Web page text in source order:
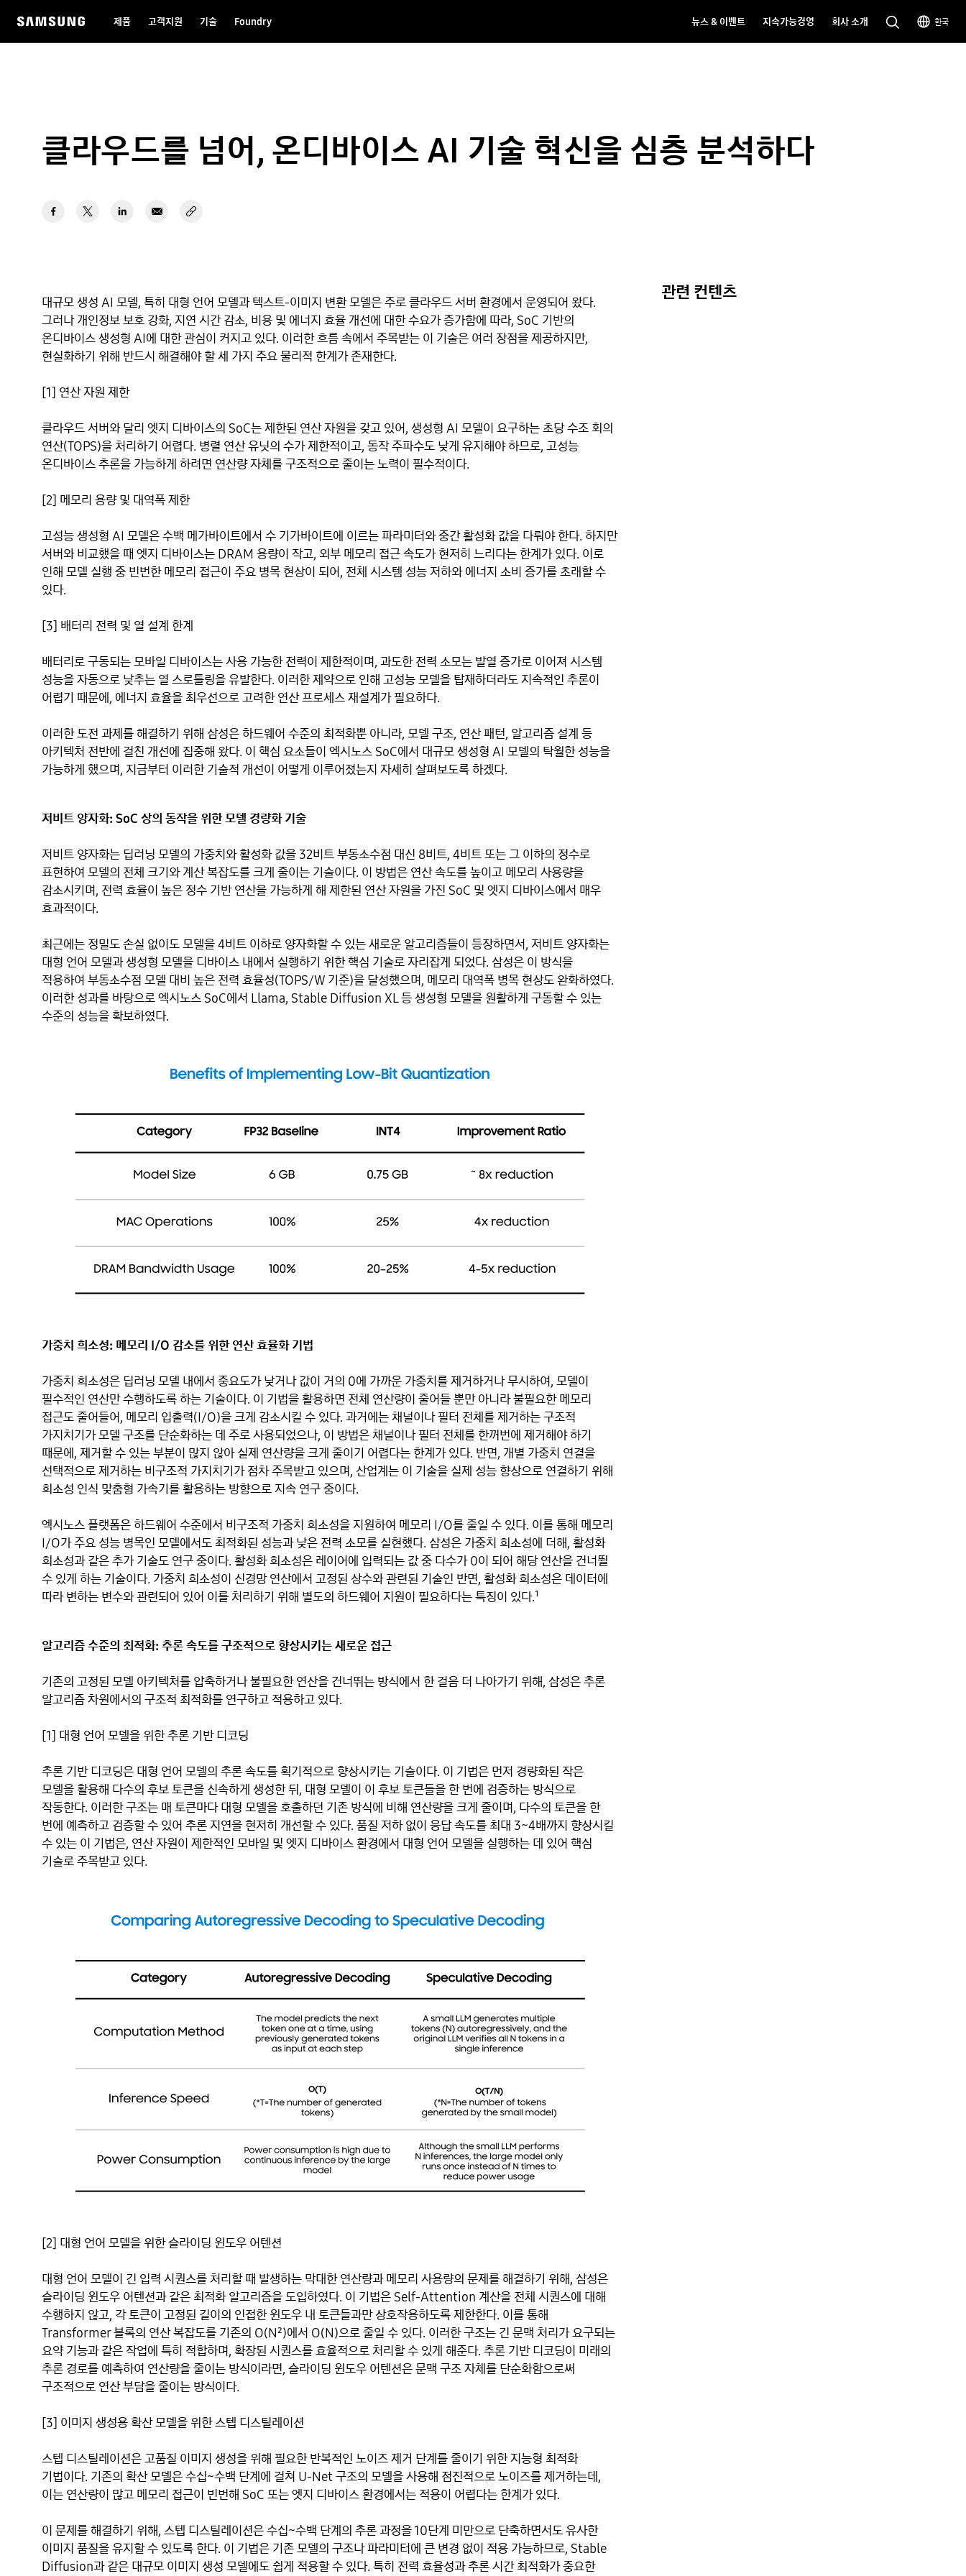
제품 고객지원 기술 Foundry 뉴스 & 이벤트 지속가능경영 회사 소개 한국
클라우드를 넘어, 온디바이스 AI 기술 혁신을 심층 분석하다
대규모 생성 AI 모델, 특히 대형 언어 모델과 텍스트-이미지 변환 모델은 주로 클라우드 서버 환경에서 운영되어 왔다.
그러나 개인정보 보호 강화, 지연 시간 감소, 비용 및 에너지 효율 개선에 대한 수요가 증가함에 따라, SoC 기반의
온디바이스 생성형 AI에 대한 관심이 커지고 있다. 이러한 흐름 속에서 주목받는 이 기술은 여러 장점을 제공하지만,
현실화하기 위해 반드시 해결해야 할 세 가지 주요 물리적 한계가 존재한다.
[1] 연산 자원 제한
클라우드 서버와 달리 엣지 디바이스의 SoC는 제한된 연산 자원을 갖고 있어, 생성형 AI 모델이 요구하는 초당 수조 회의
연산(TOPS)을 처리하기 어렵다. 병렬 연산 유닛의 수가 제한적이고, 동작 주파수도 낮게 유지해야 하므로, 고성능
온디바이스 추론을 가능하게 하려면 연산량 자체를 구조적으로 줄이는 노력이 필수적이다.
[2] 메모리 용량 및 대역폭 제한
고성능 생성형 AI 모델은 수백 메가바이트에서 수 기가바이트에 이르는 파라미터와 중간 활성화 값을 다뤄야 한다. 하지만
서버와 비교했을 때 엣지 디바이스는 DRAM 용량이 작고, 외부 메모리 접근 속도가 현저히 느리다는 한계가 있다. 이로
인해 모델 실행 중 빈번한 메모리 접근이 주요 병목 현상이 되어, 전체 시스템 성능 저하와 에너지 소비 증가를 초래할 수
있다.
[3] 배터리 전력 및 열 설계 한계
배터리로 구동되는 모바일 디바이스는 사용 가능한 전력이 제한적이며, 과도한 전력 소모는 발열 증가로 이어져 시스템
성능을 자동으로 낮추는 열 스로틀링을 유발한다. 이러한 제약으로 인해 고성능 모델을 탑재하더라도 지속적인 추론이
어렵기 때문에, 에너지 효율을 최우선으로 고려한 연산 프로세스 재설계가 필요하다.
이러한 도전 과제를 해결하기 위해 삼성은 하드웨어 수준의 최적화뿐 아니라, 모델 구조, 연산 패턴, 알고리즘 설계 등
아키텍처 전반에 걸친 개선에 집중해 왔다. 이 핵심 요소들이 엑시노스 SoC에서 대규모 생성형 AI 모델의 탁월한 성능을
가능하게 했으며, 지금부터 이러한 기술적 개선이 어떻게 이루어졌는지 자세히 살펴보도록 하겠다.
저비트 양자화: SoC 상의 동작을 위한 모델 경량화 기술
저비트 양자화는 딥러닝 모델의 가중치와 활성화 값을 32비트 부동소수점 대신 8비트, 4비트 또는 그 이하의 정수로
표현하여 모델의 전체 크기와 계산 복잡도를 크게 줄이는 기술이다. 이 방법은 연산 속도를 높이고 메모리 사용량을
감소시키며, 전력 효율이 높은 정수 기반 연산을 가능하게 해 제한된 연산 자원을 가진 SoC 및 엣지 디바이스에서 매우
효과적이다.
최근에는 정밀도 손실 없이도 모델을 4비트 이하로 양자화할 수 있는 새로운 알고리즘들이 등장하면서, 저비트 양자화는
대형 언어 모델과 생성형 모델을 디바이스 내에서 실행하기 위한 핵심 기술로 자리잡게 되었다. 삼성은 이 방식을
적용하여 부동소수점 모델 대비 높은 전력 효율성(TOPS/W 기준)을 달성했으며, 메모리 대역폭 병목 현상도 완화하였다.
이러한 성과를 바탕으로 엑시노스 SoC에서 Llama, Stable Diffusion XL 등 생성형 모델을 원활하게 구동할 수 있는
수준의 성능을 확보하였다.
가중치 희소성: 메모리 I/O 감소를 위한 연산 효율화 기법
가중치 희소성은 딥러닝 모델 내에서 중요도가 낮거나 값이 거의 0에 가까운 가중치를 제거하거나 무시하여, 모델이
필수적인 연산만 수행하도록 하는 기술이다. 이 기법을 활용하면 전체 연산량이 줄어들 뿐만 아니라 불필요한 메모리
접근도 줄어들어, 메모리 입출력(I/O)을 크게 감소시킬 수 있다. 과거에는 채널이나 필터 전체를 제거하는 구조적
가지치기가 모델 구조를 단순화하는 데 주로 사용되었으나, 이 방법은 채널이나 필터 전체를 한꺼번에 제거해야 하기
때문에, 제거할 수 있는 부분이 많지 않아 실제 연산량을 크게 줄이기 어렵다는 한계가 있다. 반면, 개별 가중치 연결을
선택적으로 제거하는 비구조적 가지치기가 점차 주목받고 있으며, 산업계는 이 기술을 실제 성능 향상으로 연결하기 위해
희소성 인식 맞춤형 가속기를 활용하는 방향으로 지속 연구 중이다.
엑시노스 플랫폼은 하드웨어 수준에서 비구조적 가중치 희소성을 지원하여 메모리 I/O를 줄일 수 있다. 이를 통해 메모리
I/O가 주요 성능 병목인 모델에서도 최적화된 성능과 낮은 전력 소모를 실현했다. 삼성은 가중치 희소성에 더해, 활성화
희소성과 같은 추가 기술도 연구 중이다. 활성화 희소성은 레이어에 입력되는 값 중 다수가 0이 되어 해당 연산을 건너뛸
수 있게 하는 기술이다. 가중치 희소성이 신경망 연산에서 고정된 상수와 관련된 기술인 반면, 활성화 희소성은 데이터에
따라 변하는 변수와 관련되어 있어 이를 처리하기 위해 별도의 하드웨어 지원이 필요하다는 특징이 있다.¹
알고리즘 수준의 최적화: 추론 속도를 구조적으로 향상시키는 새로운 접근
기존의 고정된 모델 아키텍처를 압축하거나 불필요한 연산을 건너뛰는 방식에서 한 걸음 더 나아가기 위해, 삼성은 추론
알고리즘 차원에서의 구조적 최적화를 연구하고 적용하고 있다.
[1] 대형 언어 모델을 위한 추론 기반 디코딩
추론 기반 디코딩은 대형 언어 모델의 추론 속도를 획기적으로 향상시키는 기술이다. 이 기법은 먼저 경량화된 작은
모델을 활용해 다수의 후보 토큰을 신속하게 생성한 뒤, 대형 모델이 이 후보 토큰들을 한 번에 검증하는 방식으로
작동한다. 이러한 구조는 매 토큰마다 대형 모델을 호출하던 기존 방식에 비해 연산량을 크게 줄이며, 다수의 토큰을 한
번에 예측하고 검증할 수 있어 추론 지연을 현저히 개선할 수 있다. 품질 저하 없이 응답 속도를 최대 3~4배까지 향상시킬
수 있는 이 기법은, 연산 자원이 제한적인 모바일 및 엣지 디바이스 환경에서 대형 언어 모델을 실행하는 데 있어 핵심
기술로 주목받고 있다.
[2] 대형 언어 모델을 위한 슬라이딩 윈도우 어텐션
대형 언어 모델이 긴 입력 시퀀스를 처리할 때 발생하는 막대한 연산량과 메모리 사용량의 문제를 해결하기 위해, 삼성은
슬라이딩 윈도우 어텐션과 같은 최적화 알고리즘을 도입하였다. 이 기법은 Self-Attention 계산을 전체 시퀀스에 대해
수행하지 않고, 각 토큰이 고정된 길이의 인접한 윈도우 내 토큰들과만 상호작용하도록 제한한다. 이를 통해
Transformer 블록의 연산 복잡도를 기존의 O(N²)에서 O(N)으로 줄일 수 있다. 이러한 구조는 긴 문맥 처리가 요구되는
요약 기능과 같은 작업에 특히 적합하며, 확장된 시퀀스를 효율적으로 처리할 수 있게 해준다. 추론 기반 디코딩이 미래의
추론 경로를 예측하여 연산량을 줄이는 방식이라면, 슬라이딩 윈도우 어텐션은 문맥 구조 자체를 단순화함으로써
구조적으로 연산 부담을 줄이는 방식이다.
[3] 이미지 생성용 확산 모델을 위한 스텝 디스틸레이션
스텝 디스틸레이션은 고품질 이미지 생성을 위해 필요한 반복적인 노이즈 제거 단계를 줄이기 위한 지능형 최적화
기법이다. 기존의 확산 모델은 수십~수백 단계에 걸쳐 U-Net 구조의 모델을 사용해 점진적으로 노이즈를 제거하는데,
이는 연산량이 많고 메모리 접근이 빈번해 SoC 또는 엣지 디바이스 환경에서는 적용이 어렵다는 한계가 있다.
이 문제를 해결하기 위해, 스텝 디스틸레이션은 수십~수백 단계의 추론 과정을 10단계 미만으로 단축하면서도 유사한
이미지 품질을 유지할 수 있도록 한다. 이 기법은 기존 모델의 구조나 파라미터에 큰 변경 없이 적용 가능하므로, Stable
Diffusion과 같은 대규모 이미지 생성 모델에도 쉽게 적용할 수 있다. 특히 전력 효율성과 추론 시간 최적화가 중요한
관련 컨텐츠